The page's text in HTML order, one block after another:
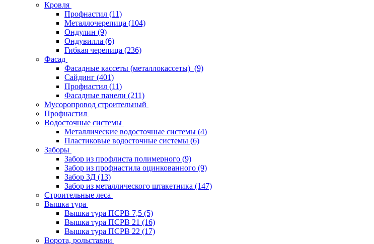
Кровля
Профнастил (11)
Металлочерепица (104)
Ондулин (9)
Ондувилла (6)
Гибкая черепица (236)
Фасад
Фасадные кассеты (металлокассеты) (9)
Сайдинг (401)
Профнастил (11)
Фасадные панели (211)
Мусоропровод строительный
Профнастил
Водосточные системы
Металлические водосточные системы (4)
Пластиковые водосточные системы (6)
Заборы
Забор из профлиста полимерного (9)
Забор из профнастила оцинкованного (9)
Забор 3Д (13)
Забор из металлического штакетника (147)
Строительные леса
Вышка тура
Вышка тура ПСРВ 7,5 (5)
Вышка тура ПСРВ 21 (16)
Вышка тура ПСРВ 22 (17)
Ворота, рольставни